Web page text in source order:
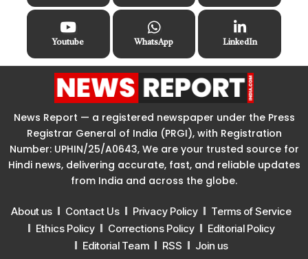
Youtube WhatsApp LinkedIn
News Report — a registered newspaper under the Press
Registrar General of India (PRGI), with Registration
Number: UPHIN/25/A0643, We are your trusted source for
Hindi news, delivering accurate, fast, and reliable updates
from India and across the globe.
About us Contact Us Privacy Policy
Terms of Service
Ethics Policy
Corrections Policy
Editorial Policy
Editorial Team
RSS Join us